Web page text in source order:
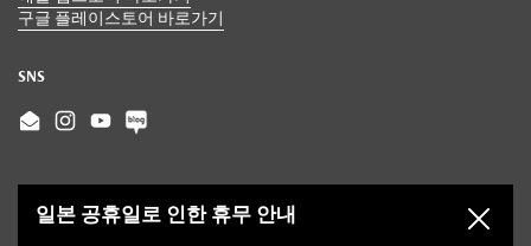
구글 플레이스토어 바로가기
SNS
EmailInstagram
YouTube
일본 공휴일로 인한 휴무 안내 닫기